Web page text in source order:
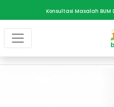
Konsultasi Masalah BUM